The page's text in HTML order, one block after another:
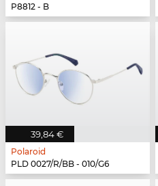
P8812 - B
39,84 €
Polaroid
PLD 0027/R/BB - 010/G6